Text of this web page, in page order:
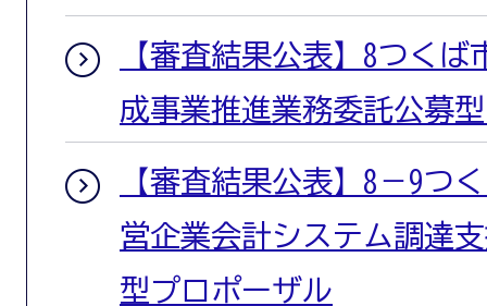
【審査結果公表】8つく
成事業推進業務委託公募
【審査結果公表】8－9つ
営企業会計システム調達
型プロポーザル